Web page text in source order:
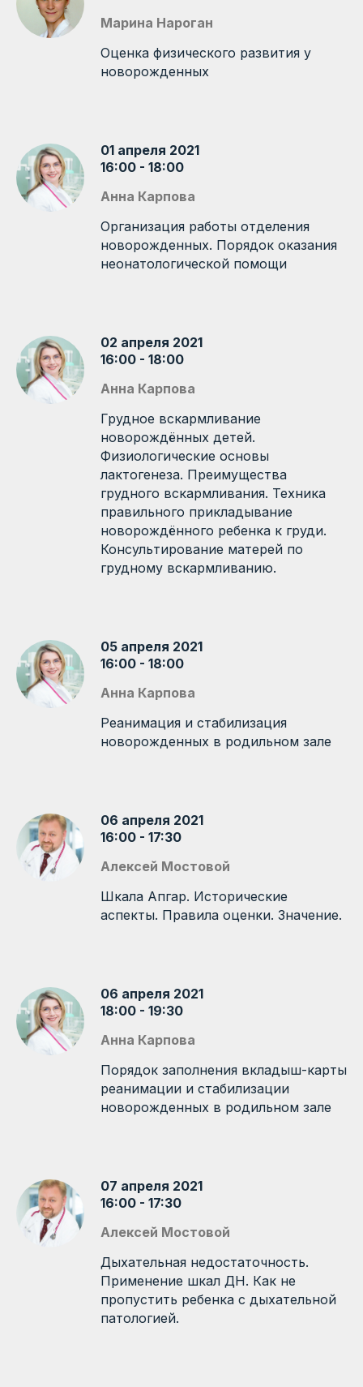
Марина Нароган
Оценка физического развития у
новорожденных
01 апреля 2021
16:00 - 18:00
Анна Карпова
Организация работы отделения
новорожденных. Порядок оказания
неонатологической помощи
02 апреля 2021
16:00 - 18:00
Анна Карпова
Грудное вскармливание
новорождённых детей.
Физиологические основы
лактогенеза. Преимущества
грудного вскармливания. Техника
правильного прикладывание
новорождённого ребенка к груди.
Консультирование матерей по
грудному вскармливанию.
05 апреля 2021
16:00 - 18:00
Анна Карпова
Реанимация и стабилизация
новорожденных в родильном зале
06 апреля 2021
16:00 - 17:30
Алексей Мостовой
Шкала Апгар. Исторические
аспекты. Правила оценки. Значение.
06 апреля 2021
18:00 - 19:30
Анна Карпова
Порядок заполнения вкладыш-карты
реанимации и стабилизации
новорожденных в родильном зале
07 апреля 2021
16:00 - 17:30
Алексей Мостовой
Дыхательная недостаточность.
Применение шкал ДН. Как не
пропустить ребенка с дыхательной
патологией.